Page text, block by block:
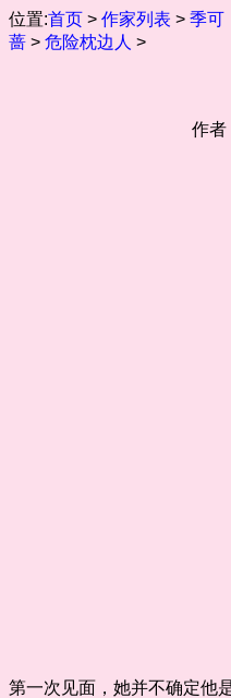
位置:首页 > 作家列表 > 季可
蔷 > 危险枕边人 >
作者
第一次见面，她并不确定他